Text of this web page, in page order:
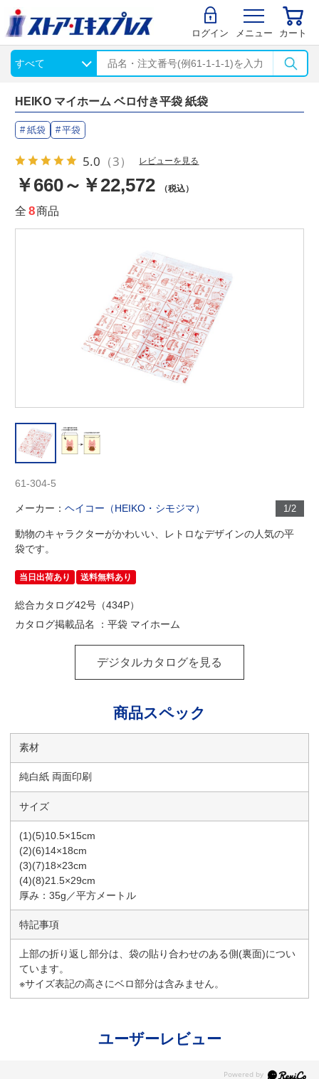
ログイン メニュー カート
HEIKO マイホーム ベロ付き平袋 紙袋
紙袋 平袋
5.0 （3） レビューを見る
￥660～￥22,572 （税込）
全 8商品
1/2
61-304-5
メーカー：ヘイコー（HEIKO・シモジマ）
動物のキャラクターがかわいい、レトロなデザインの人気の平
袋です。
当日出荷あり 送料無料あり
総合カタログ42号（434P）
カタログ掲載品名 ：平袋 マイホーム
デジタルカタログを見る
商品スペック
素材
純白紙 両面印刷
サイズ
(1)(5)10.5×15cm
(2)(6)14×18cm
(3)(7)18×23cm
(4)(8)21.5×29cm
厚み：35g／平方メートル
特記事項
上部の折り返し部分は、袋の貼り合わせのある側(裏面)につい
ています。
※サイズ表記の高さにベロ部分は含みません。
ユーザーレビュー